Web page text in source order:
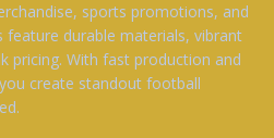
sports promotions, and
durable materials, vibrant
pricing. With fast production and
create standout football